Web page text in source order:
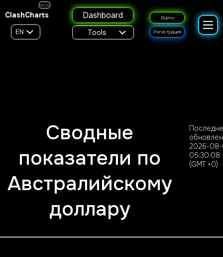
ClashCharts
Beta
EN
Dashboard
Tools
Войти
Регистрация
Сводные
показатели по
Австралийскому
доллару
2026-
05:30:08
(GMT +0)